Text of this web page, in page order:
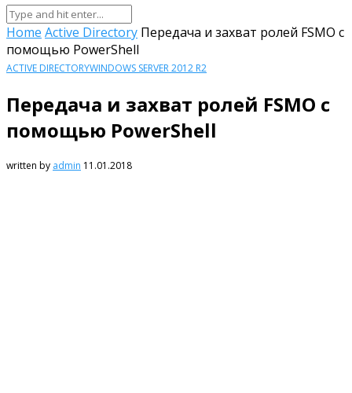
Home Active Directory Передача и захват ролей FSMO с
помощью PowerShell
ACTIVE DIRECTORYWINDOWS SERVER 2012 R2
Передача и захват ролей FSMO с
помощью PowerShell
written by admin 11.01.2018